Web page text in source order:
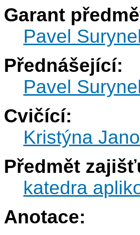
Garant
Pavel
Přednášející:
Pavel
Cvičící:
Kristýna
Předmět
katedra
Anotace: